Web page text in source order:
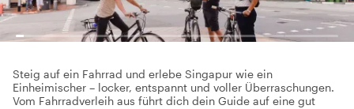
Steig auf ein Fahrrad und erlebe Singapur wie ein
Einheimischer – locker, entspannt und voller Überraschungen.
Vom Fahrradverleih aus führt dich dein Guide auf eine gut